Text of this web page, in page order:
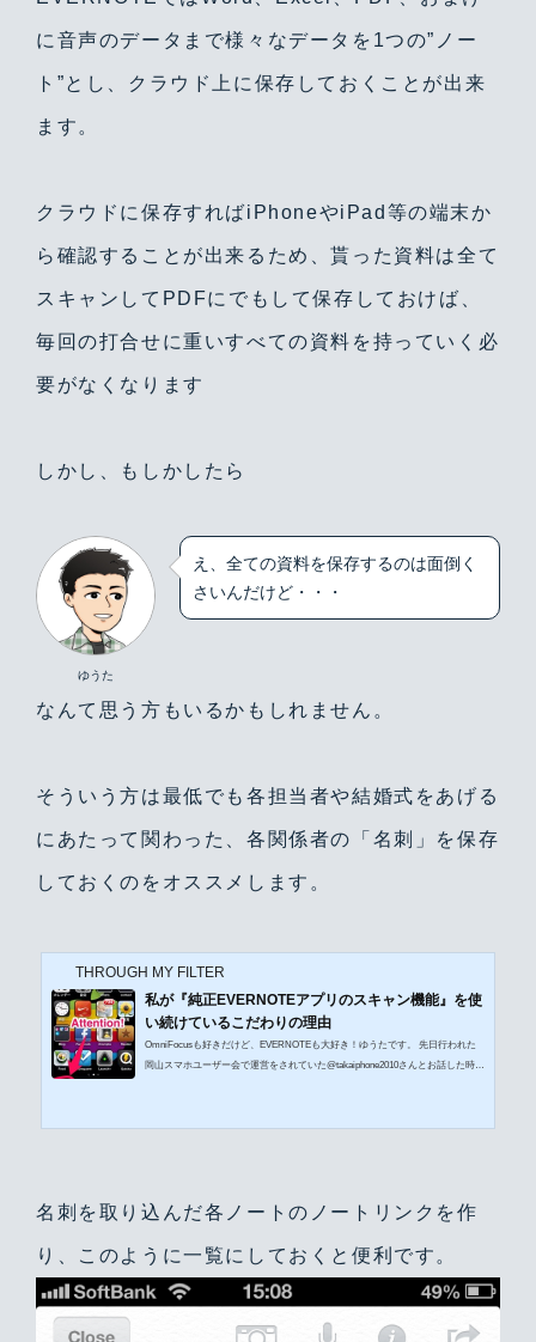
に音声のデータまで様々なデータを1つの”ノー
ト”とし、クラウド上に保存しておくことが出来
ます。
クラウドに保存すればiPhoneやiPad等の端末か
ら確認することが出来るため、貰った資料は全て
スキャンしてPDFにでもして保存しておけば、
毎回の打合せに重いすべての資料を持っていく必
要がなくなります
しかし、もしかしたら
ゆうた
え、全ての資料を保存するのは面倒く
さいんだけど・・・
なんて思う方もいるかもしれません。
そういう方は最低でも各担当者や結婚式をあげる
にあたって関わった、各関係者の「名刺」を保存
しておくのをオススメします。
THROUGH MY FILTER
私が『純正EVERNOTEアプリのスキャン機能』を使
い続けているこだわりの理由
OmniFocusも好きだけど、EVERNOTEも大好き！ゆうたです。 先日行われた
岡山スマホユーザー会で運営をされていた@takaiphone2010さんとお話した時に
い！ということでこのネタを投下です。EVERNOTEの純正スキャンは意外に使
名刺を取り込んだ各ノートのノートリンクを作
り、このように一覧にしておくと便利です。
Warning /home/yutastmf/yutas.net/public_html/wp/wp-content/themes/yutas2018/include/nav.php 29